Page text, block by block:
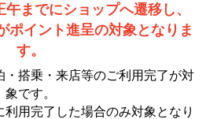
までにショップへ遷移し、
ポイント進呈の対象となりま
す。
搭乗・来店等のご利用完了が対
象です。
用完了した場合のみ対象となり